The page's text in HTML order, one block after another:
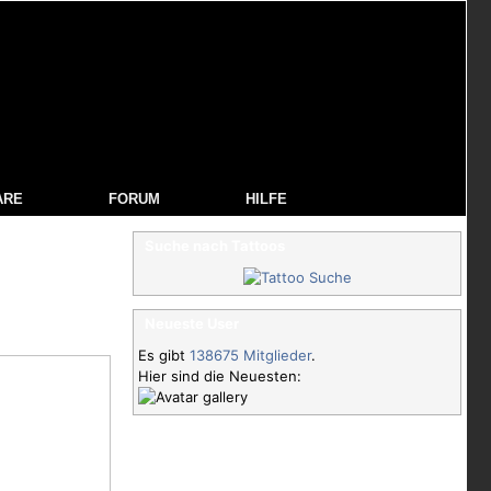
FORUM HILFE
Es gibt 138675 Mitglieder.
Hier sind die Neuesten: